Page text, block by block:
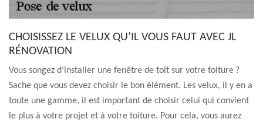
CHOISISSEZ LE VELUX QU’IL VOUS FAUT AVEC JL
RÉNOVATION
Vous songez d’installer une fenêtre de toit sur votre toiture ?
Sache que vous devez choisir le bon élément. Les velux, il y en a
toute une gamme, il est important de choisir celui qui convient
le plus à votre projet et à votre toiture. Pour cela, vous aurez